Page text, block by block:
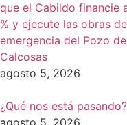
que el Cabildo financie
% y ejecute las obras de
emergencia del Pozo
Calcosas
agosto 5, 2026
¿Qué nos está pasando?
agosto 5, 2026